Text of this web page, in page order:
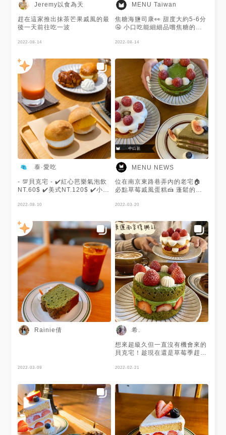
Jeremy以食為天
趕在這家推出抹茶芒果戚風的最
後一天前往吃一波
2022-08-14
MENU Taiwan
焦糖海鹽司康👀 甜度大約5-6分
🤤 小口吃能細細品嚐焦糖的香
😌 內層有嚼勁跟麵包香😘 謝謝
2022-08-14
泰·愛吃
- 💯貝克宅 - ✔️紅心芭樂氣泡飲
NT.60$ ✔️美式NT.120$ ✔️小圓
酪） ✔️司康NT.90$/150$(蜂蜜
一年多的貝克宅，終於從相機拿
出來整理照片了，甚至連現在司
康還有沒有在賣都不確定了，不
過因為蠻喜歡這家的，覺得還是
分享起來～ - 焦糖海鹽司康，甜
度大約5-6分，吃起來稍微偏
乾，需要靠焦糖濕潤，建議小口
吃才能細細品嚐焦糖的香氣；相
較之下很喜歡小圓餐包，外層咬
下有尻尻的脆度，但不會像很多
法國麵包咬不斷，內層有嚼勁跟
麵包香，鹹奶油口味的吃到後面
很像鹹起司但也不會膩，重點是
醬給超多會爆漿。 - 🔍搜尋更多
美食#阿泰吃台北 追蹤我一起吃
25176722 ⏰：12:00-
食#台北咖啡廳#台北#中山區美
食#台北人#南京復興美食#台北
食記#捷運南京復興#南京復興
站#南京復興咖啡廳#阿泰吃台
北
2022-08-10
MENU NEWS
位在南京東路巷弄內的老宅🏠
必點草莓戚風蛋糕🍰 蓬鬆的戚
味讓人好滿足🥰 謝謝 @希. 提
2022-03-20
Rainie倩
2022-03-09
希.
想來超級久但一直沒有機會來的
貝克宅！趁現在還是草莓季趕快
/ #原味草莓戚風（經典版）
$350/4吋 來貝克宅就是為了可
愛草莓戚風🥺❤️兩者相比我更喜
歡抹茶的！抹茶有抹，帶點微
苦，配上蓬鬆的戚風蛋糕體和滿
滿草莓🍓，原味的戚風吃起來有
點像那種古早味蛋糕🤣 . #鐵觀
音無花果戚風 $200 鐵觀音味道
2022-02-21